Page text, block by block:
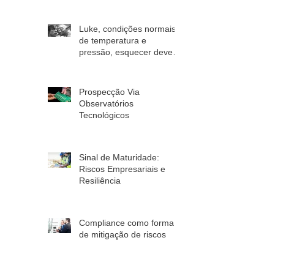
Luke, condições normais
de temperatura e
pressão, esquecer deve
Prospecção Via
Observatórios
Tecnológicos
Sinal de Maturidade:
Riscos Empresariais e
Resiliência
Compliance como forma
de mitigação de riscos